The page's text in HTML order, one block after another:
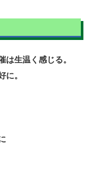
は生温く感じる。
に。